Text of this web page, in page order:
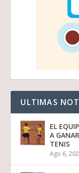
ULTIMAS
EL
A
TENIS
Ago 6,